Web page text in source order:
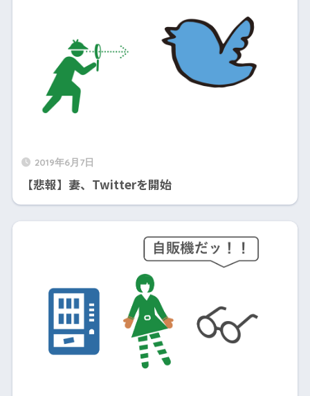
2019年6月7日
【悲報】妻、Twitterを開始